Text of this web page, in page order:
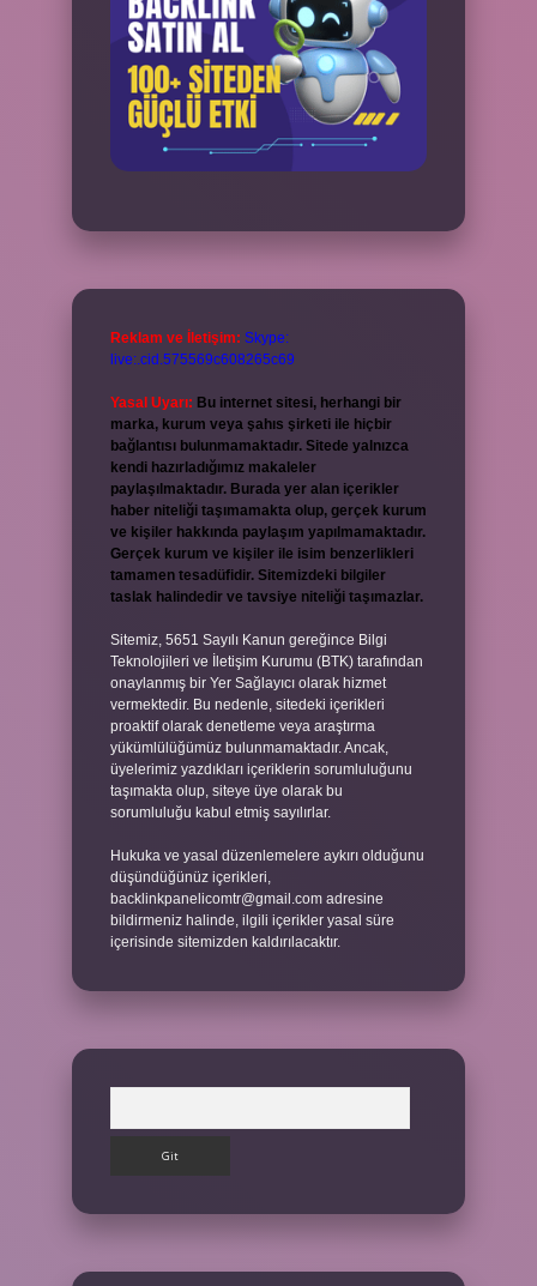
Reklam ve İletişim: Skype:
live:.cid.575569c608265c69
Yasal Uyarı: Bu internet sitesi, herhangi bir
marka, kurum veya şahıs şirketi ile hiçbir
bağlantısı bulunmamaktadır. Sitede yalnızca
kendi hazırladığımız makaleler
paylaşılmaktadır. Burada yer alan içerikler
haber niteliği taşımamakta olup, gerçek kurum
ve kişiler hakkında paylaşım yapılmamaktadır.
Gerçek kurum ve kişiler ile isim benzerlikleri
tamamen tesadüfidir. Sitemizdeki bilgiler
taslak halindedir ve tavsiye niteliği taşımazlar.
Sitemiz, 5651 Sayılı Kanun gereğince Bilgi
Teknolojileri ve İletişim Kurumu (BTK) tarafından
onaylanmış bir Yer Sağlayıcı olarak hizmet
vermektedir. Bu nedenle, sitedeki içerikleri
proaktif olarak denetleme veya araştırma
yükümlülüğümüz bulunmamaktadır. Ancak,
üyelerimiz yazdıkları içeriklerin sorumluluğunu
taşımakta olup, siteye üye olarak bu
sorumluluğu kabul etmiş sayılırlar.
Hukuka ve yasal düzenlemelere aykırı olduğunu
düşündüğünüz içerikleri,
backlinkpanelicomtr@gmail.com adresine
bildirmeniz halinde, ilgili içerikler yasal süre
içerisinde sitemizden kaldırılacaktır.